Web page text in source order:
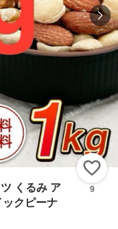
くるみ ア
ックピーナ
9